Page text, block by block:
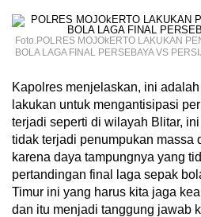
Foto.POLRES MOJOkERTO LAKUKAN
BOLA LAGA FINAL PERSEBAYA VS
Kapolres menjelaskan, ini
lakukan untuk mengantisipasi
terjadi seperti di wilayah Blitar,
tidak terjadi penumpukan massa
karena daya tampungnya yang
pertandingan final laga sepak
Timur ini yang harus kita jaga
dan itu menjadi tanggung jawab